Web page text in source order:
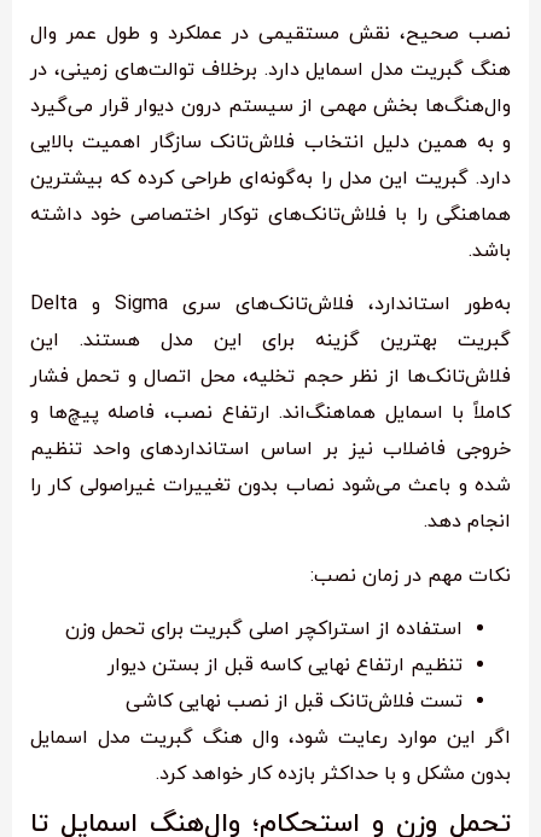
نصب صحیح، نقش مستقیمی در عملکرد و طول عمر وال
هنگ گبریت مدل اسمایل دارد. برخلاف توالت‌های زمینی، در
وال‌هنگ‌ها بخش مهمی از سیستم درون دیوار قرار می‌گیرد
و به همین دلیل انتخاب فلاش‌تانک سازگار اهمیت بالایی
دارد. گبریت این مدل را به‌گونه‌ای طراحی کرده که بیشترین
هماهنگی را با فلاش‌تانک‌های توکار اختصاصی خود داشته
باشد.
به‌طور استاندارد، فلاش‌تانک‌های سری Sigma و Delta
گبریت بهترین گزینه برای این مدل هستند. این
فلاش‌تانک‌ها از نظر حجم تخلیه، محل اتصال و تحمل فشار
کاملاً با اسمایل هماهنگ‌اند. ارتفاع نصب، فاصله پیچ‌ها و
خروجی فاضلاب نیز بر اساس استانداردهای واحد تنظیم
شده و باعث می‌شود نصاب بدون تغییرات غیراصولی کار را
انجام دهد.
نکات مهم در زمان نصب:
استفاده از استراکچر اصلی گبریت برای تحمل وزن
تنظیم ارتفاع نهایی کاسه قبل از بستن دیوار
تست فلاش‌تانک قبل از نصب نهایی کاشی
اگر این موارد رعایت شود، وال هنگ گبریت مدل اسمایل
بدون مشکل و با حداکثر بازده کار خواهد کرد.
تحمل وزن و استحکام؛ وال‌هنگ اسمایل تا